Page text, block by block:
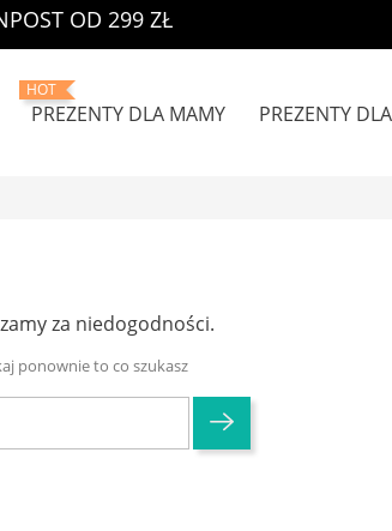
OD 299 ZŁ
HOT
PREZENTY DLA MAMY PREZENTY
za niedogodności.
ponownie to co szukasz